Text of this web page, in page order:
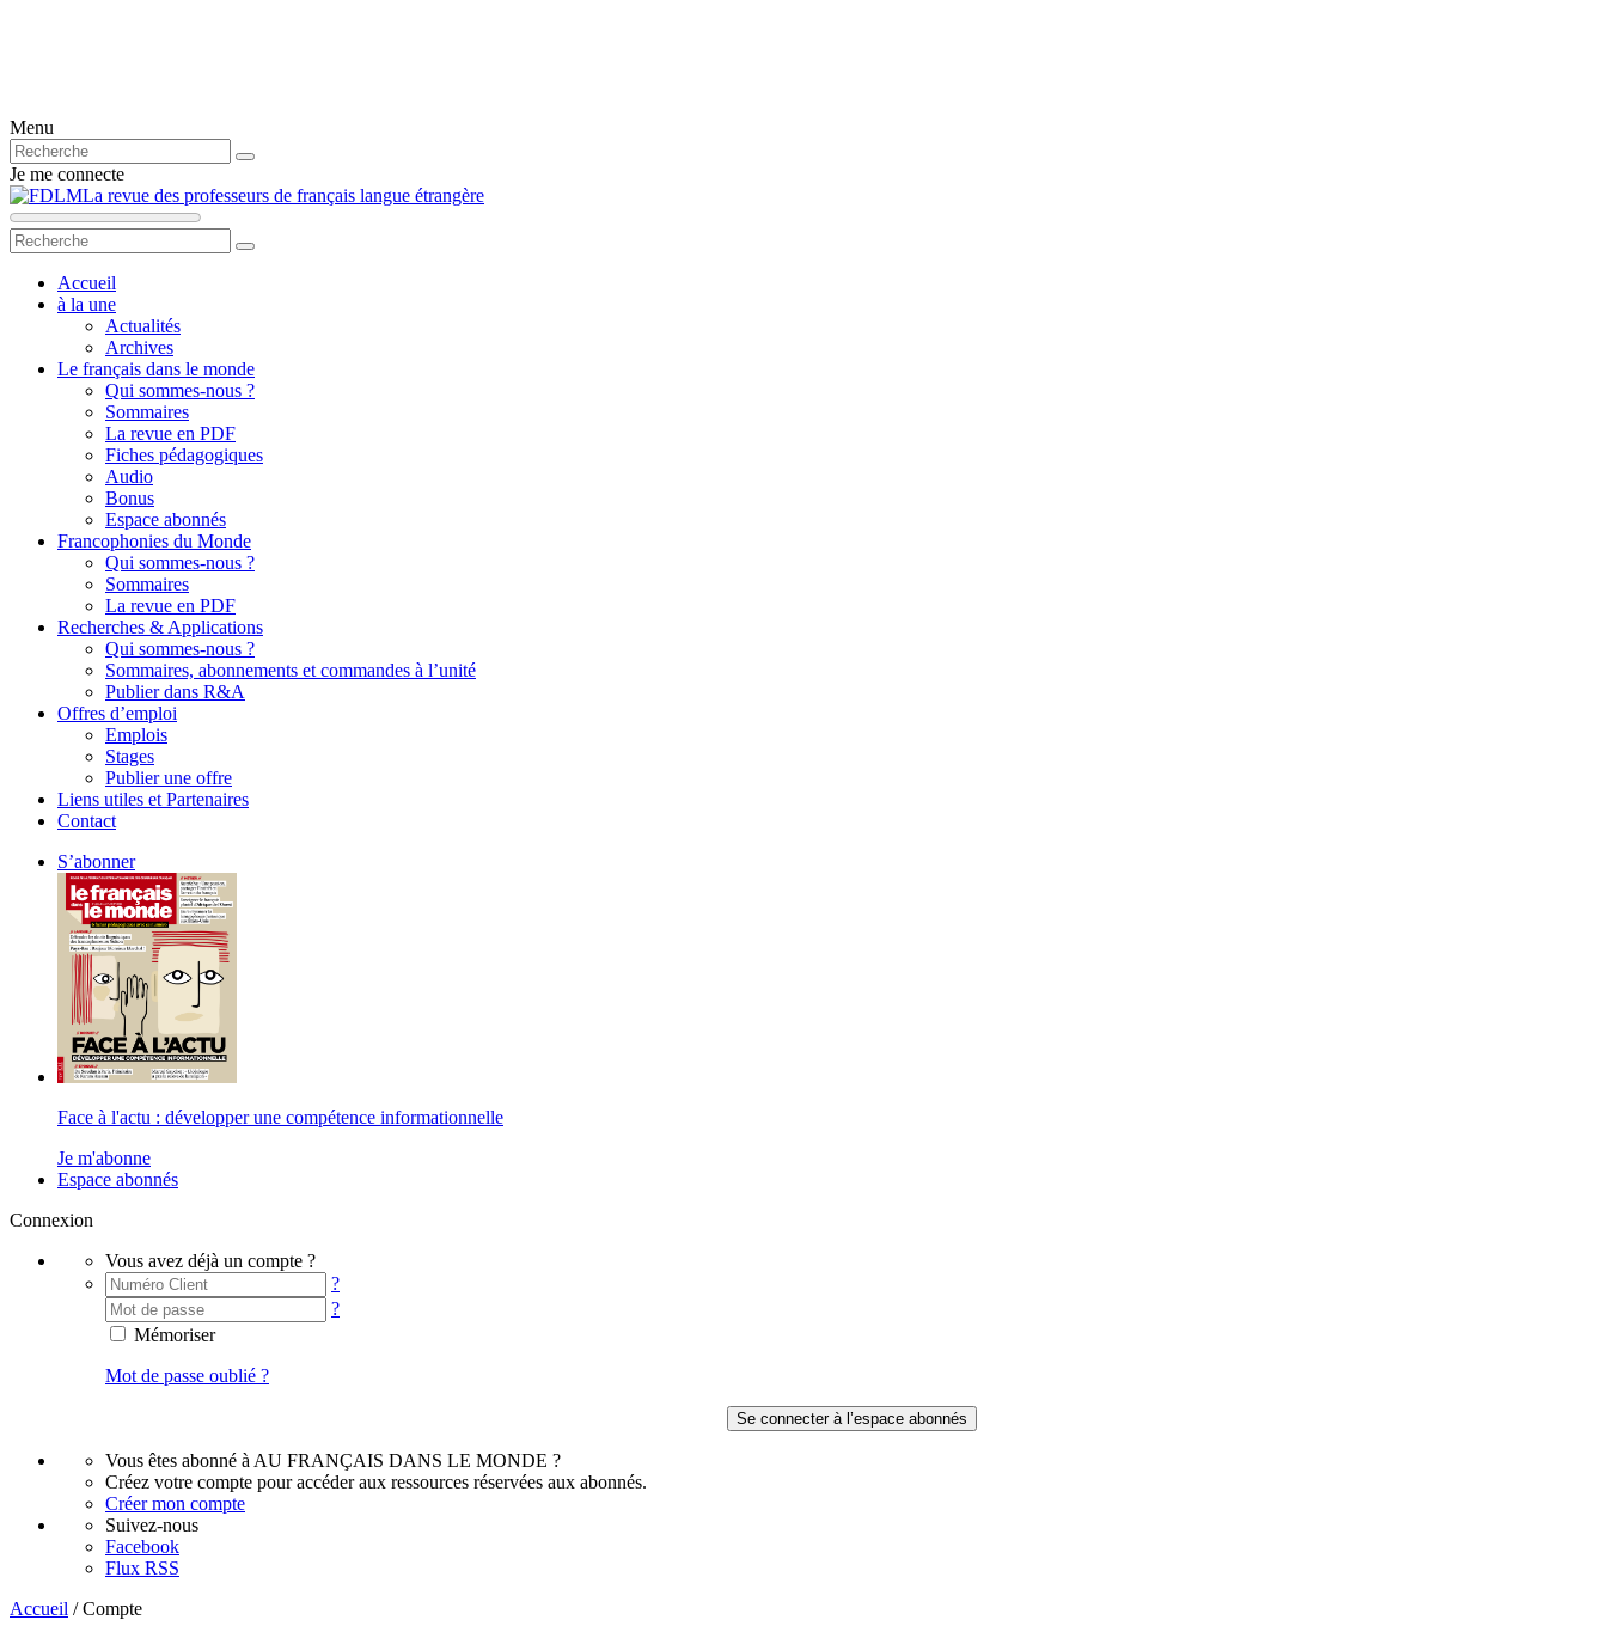
Menu
Je me connecte
La revue des professeurs de français langue étrangère
Accueil
à la une
Actualités
Archives
Le français dans le monde
Qui sommes-nous ?
Sommaires
La revue en PDF
Fiches pédagogiques
Audio
Bonus
Espace abonnés
Francophonies du Monde
Qui sommes-nous ?
Sommaires
La revue en PDF
Recherches & Applications
Qui sommes-nous ?
Sommaires, abonnements et commandes à l’unité
Publier dans R&A
Offres d’emploi
Emplois
Stages
Publier une offre
Liens utiles et Partenaires
Contact
S’abonner
Face à l'actu : développer une compétence informationnelle
Je m'abonne
Espace abonnés
Connexion
Vous avez déjà un compte ?
?
?
Mémoriser
Mot de passe oublié ?
Vous êtes abonné à AU FRANÇAIS DANS LE MONDE ?
Créez votre compte pour accéder aux ressources réservées aux abonnés.
Créer mon compte
Suivez-nous
Facebook
Flux RSS
Accueil /Compte